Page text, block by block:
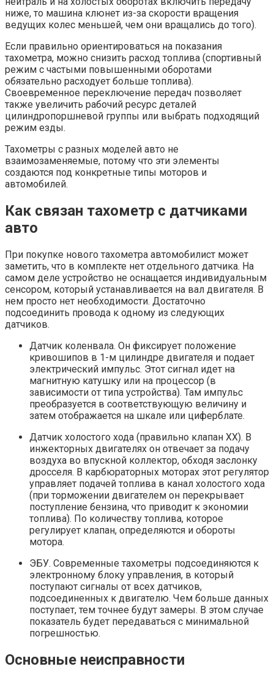
ниже, то машина клюнет из-за скорости вращения
ведущих колес меньшей, чем они вращались до того).
Если правильно ориентироваться на показания
тахометра, можно снизить расход топлива (спортивный
режим с частыми повышенными оборотами
обязательно расходует больше топлива).
Своевременное переключение передач позволяет
также увеличить рабочий ресурс деталей
цилиндропоршневой группы или выбрать подходящий
режим езды.
Тахометры с разных моделей авто не
взаимозаменяемые, потому что эти элементы
создаются под конкретные типы моторов и
автомобилей.
Как связан тахометр с датчиками
авто
При покупке нового тахометра автомобилист может
заметить, что в комплекте нет отдельного датчика. На
самом деле устройство не оснащается индивидуальным
сенсором, который устанавливается на вал двигателя. В
нем просто нет необходимости. Достаточно
подсоединить провода к одному из следующих
датчиков.
Датчик коленвала. Он фиксирует положение
кривошипов в 1-м цилиндре двигателя и подает
электрический импульс. Этот сигнал идет на
магнитную катушку или на процессор (в
зависимости от типа устройства). Там импульс
преобразуется в соответствующую величину и
затем отображается на шкале или циферблате.
Датчик холостого хода (правильно клапан ХХ). В
инжекторных двигателях он отвечает за подачу
воздуха во впускной коллектор, обходя заслонку
дросселя. В карбюраторных моторах этот регулятор
управляет подачей топлива в канал холостого хода
(при торможении двигателем он перекрывает
поступление бензина, что приводит к экономии
топлива). По количеству топлива, которое
регулирует клапан, определяются и обороты
мотора.
ЭБУ. Современные тахометры подсоединяются к
электронному блоку управления, в который
поступают сигналы от всех датчиков,
подсоединенных к двигателю. Чем больше данных
поступает, тем точнее будут замеры. В этом случае
показатель будет передаваться с минимальной
погрешностью.
Основные неисправности